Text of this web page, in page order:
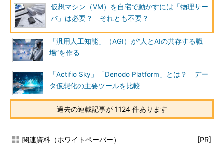
仮想マシン（VM）を自宅で動かすには「物理サー
バ」は必要？ それとも不要？
「汎用人工知能」（AGI）が“人とAIの共存する職
場”を作る
「Actifio Sky」「Denodo Platform」とは？ デー
タ仮想化の主要ツールを比較
過去の連載記事が 1124 件あります
関連資料（ホワイトペーパー） [PR]